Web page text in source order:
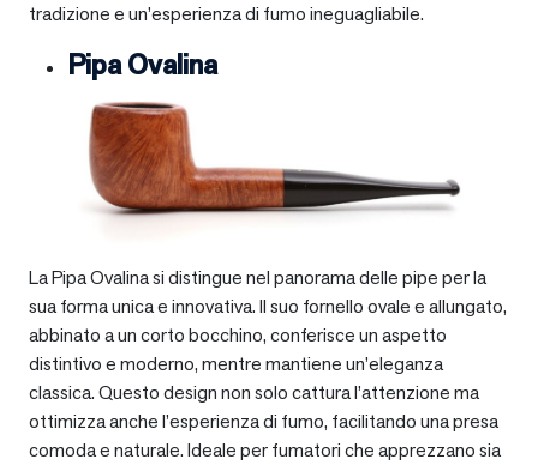
tradizione e un’esperienza di fumo ineguagliabile.
Pipa Ovalina
La Pipa Ovalina si distingue nel panorama delle pipe per la
sua forma unica e innovativa. Il suo fornello ovale e allungato,
abbinato a un corto bocchino, conferisce un aspetto
distintivo e moderno, mentre mantiene un’eleganza
classica. Questo design non solo cattura l’attenzione ma
ottimizza anche l’esperienza di fumo, facilitando una presa
comoda e naturale. Ideale per fumatori che apprezzano sia